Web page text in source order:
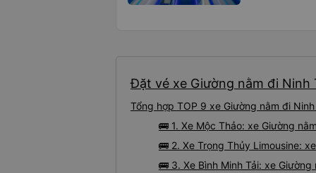
Đặt vé xe Giường nằm đi
Tổng hợp TOP 9 xe Giường nằm đi
🚌 1. Xe Mộc Thảo: xe Giường
🚌 2. Xe Trọng Thủy Limousine:
🚌 3. Xe Bình Minh Tải: xe